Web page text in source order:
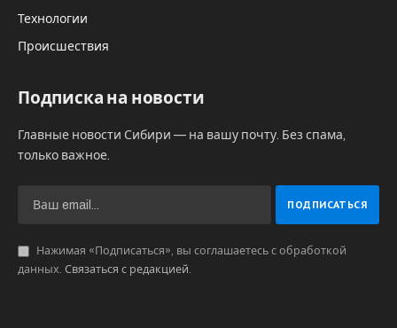
Технологии
Происшествия
Подписка на новости
Главные новости Сибири — на вашу почту. Без спама,
только важное.
Нажимая «Подписаться», вы соглашаетесь с обработкой
данных. Связаться с редакцией.